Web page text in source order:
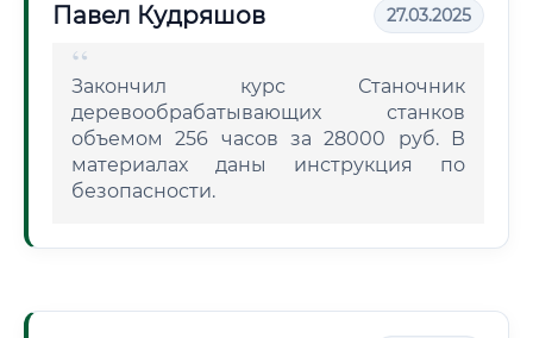
Павел Кудряшов 27.03.2025
Закончил курс Станочник
деревообрабатывающих станков
объемом 256 часов за 28000 руб. В
материалах даны инструкция по
безопасности.